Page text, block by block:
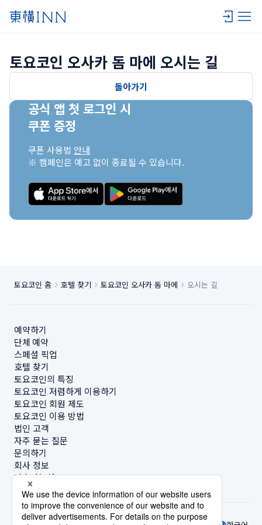
토요코인 오사카 돔 마에 오시는 길
돌아가기
공식 앱 첫 로그인 시
쿠폰 증정
쿠폰 사용법 안내
※ 캠페인은 예고 없이 종료될 수 있습니다.
토요코인 홈 호텔 찾기 토요코인 오사카 돔 마에 오시는 길
예약하기
단체 예약
스페셜 픽업
호텔 찾기
토요코인의 특징
토요코인 저렴하게 이용하기
토요코인 회원 제도
토요코인 이용 방법
법인 고객
자주 묻는 질문
문의하기
회사 정보
지속가능성